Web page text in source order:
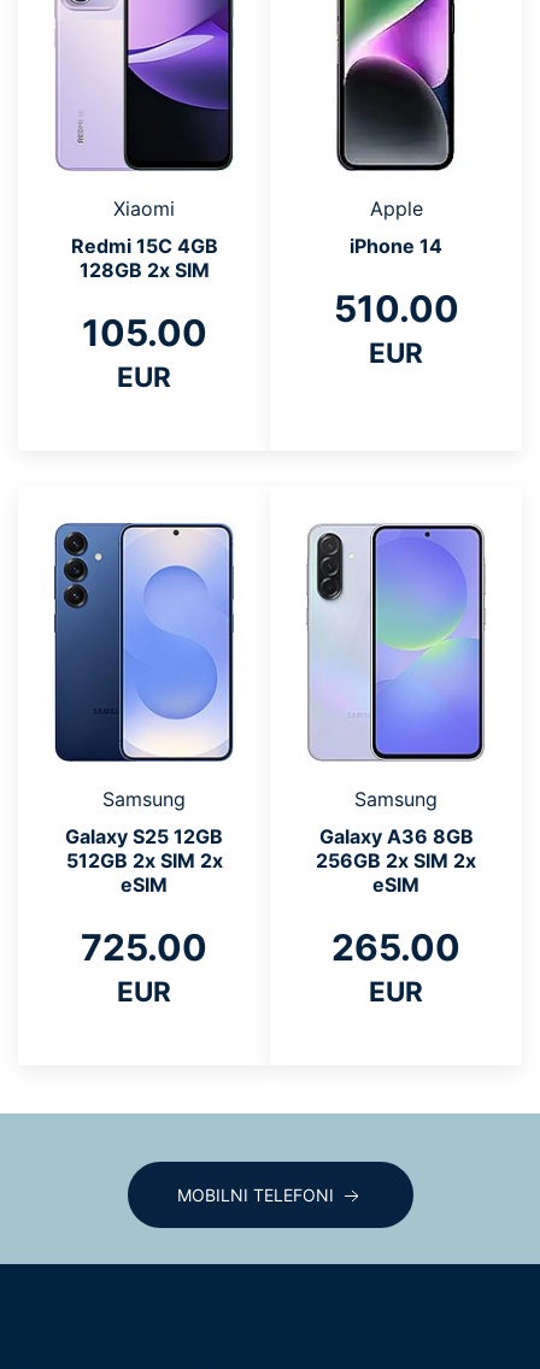
Xiaomi
Redmi 15C 4GB
128GB 2x SIM
105.00
EUR
Apple
iPhone 14
510.00
EUR
Samsung
Galaxy S25 12GB
512GB 2x SIM 2x
eSIM
725.00
EUR
Samsung
Galaxy A36 8GB
256GB 2x SIM 2x
eSIM
265.00
EUR
MOBILNI TELEFONI